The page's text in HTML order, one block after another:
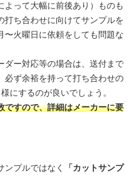
よって大幅に前後あり）ものも
打ち合わせに向けてサンプルを
〜火曜日に依頼をしても問題な
ダー対応等の場合は、送付まで
必ず余裕を持って打ち合わせの
にするのが良いでしょう。
すので、詳細はメーカーに要
ンプルではなく
「カットサンプ